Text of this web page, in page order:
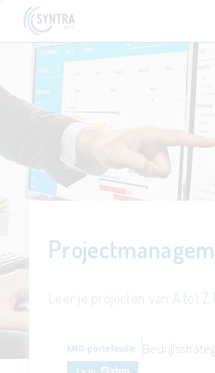
KMO-portefeuille